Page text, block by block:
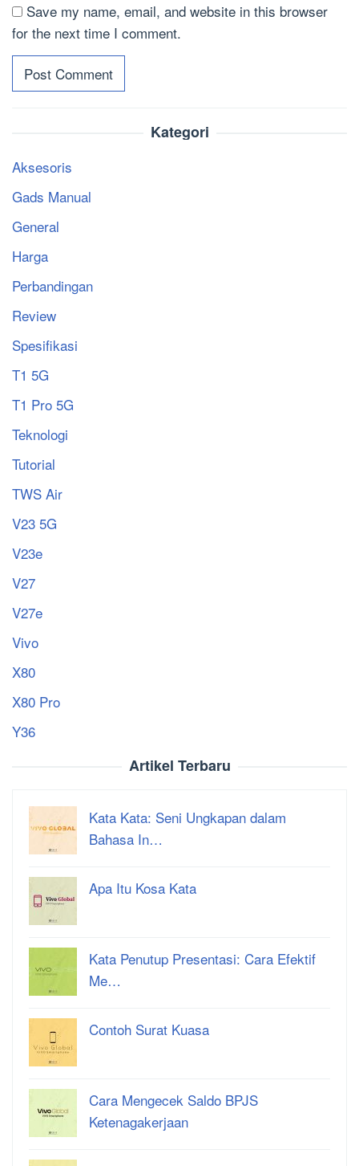
Save my name, email, and website in this browser
for the next time I comment.
Kategori
Aksesoris
Gads Manual
General
Harga
Perbandingan
Review
Spesifikasi
T1 5G
T1 Pro 5G
Teknologi
Tutorial
TWS Air
V23 5G
V23e
V27
V27e
Vivo
X80
X80 Pro
Y36
Artikel Terbaru
Kata Kata: Seni Ungkapan dalam
Bahasa In…
Apa Itu Kosa Kata
Kata Penutup Presentasi: Cara Efektif
Me…
Contoh Surat Kuasa
Cara Mengecek Saldo BPJS
Ketenagakerjaan